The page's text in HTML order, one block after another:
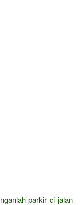
parkir di jalan